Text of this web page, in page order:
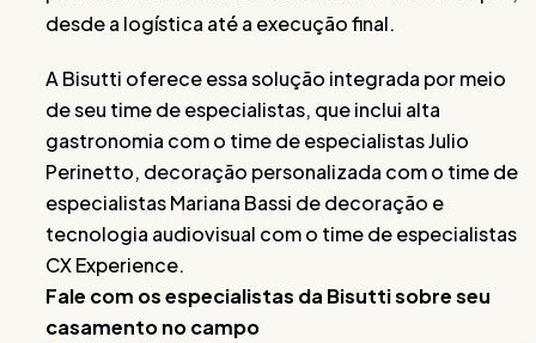
desde a logística até a execução final.
A Bisutti oferece essa solução integrada por meio
de seu time de especialistas, que inclui alta
gastronomia com o time de especialistas Julio
Perinetto, decoração personalizada com o time de
especialistas Mariana Bassi de decoração e
tecnologia audiovisual com o time de especialistas
CX Experience.
Fale com os especialistas da Bisutti sobre seu
casamento no campo